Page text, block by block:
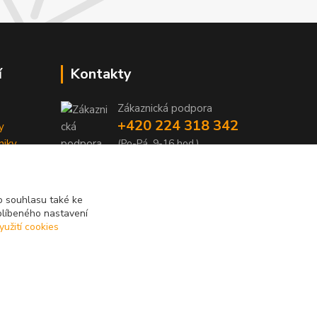
Kontakty
Zákaznická podpora
+420 224 318 342
(Po-Pá, 9-16 hod.)
souhlasu také ke
nastavení
cookies